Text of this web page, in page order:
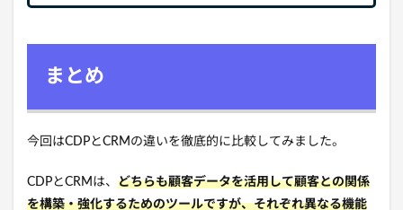
まとめ
今回はCDPとCRMの違いを徹底的に比較してみました。
CDPとCRMは、 どちらも顧客データを活用して顧客との関係
を構築・強化するためのツールですが、それぞれ異なる機能